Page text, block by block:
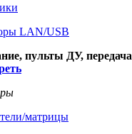
LAN/USB
пульты ДУ, передача
матрицы